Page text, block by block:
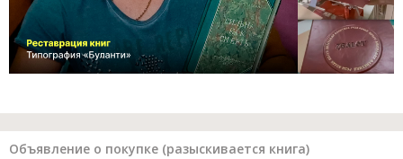
Объявление о покупке (разыскивается книга)